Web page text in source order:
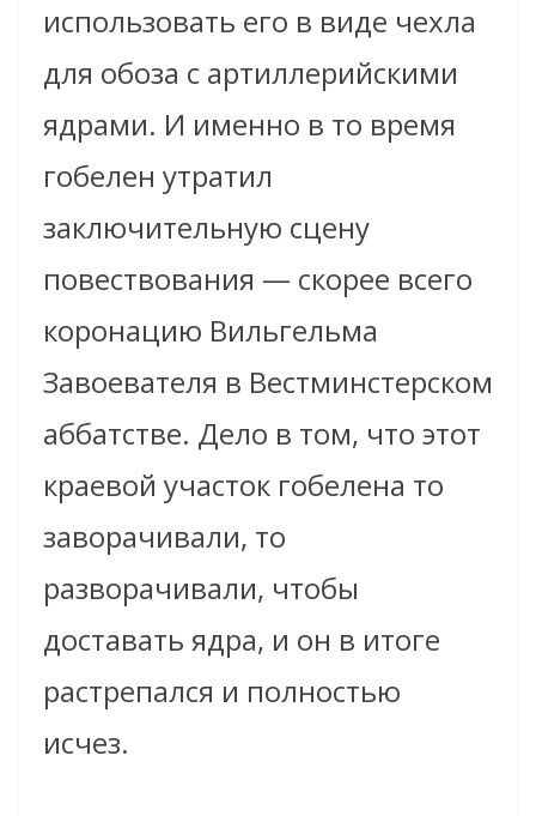
использовать его в виде чехла
для обоза с артиллерийскими
ядрами. И именно в то время
гобелен утратил
заключительную сцену
повествования — скорее всего
коронацию Вильгельма
Завоевателя в Вестминстерском
аббатстве. Дело в том, что этот
краевой участок гобелена то
заворачивали, то
разворачивали, чтобы
доставать ядра, и он в итоге
растрепался и полностью
исчез.